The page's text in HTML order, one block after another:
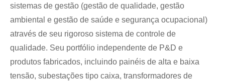
sistemas de gestão (gestão de qualidade, gestão
ambiental e gestão de saúde e segurança ocupacional)
através de seu rigoroso sistema de controle de
qualidade. Seu portfólio independente de P&D e
produtos fabricados, incluindo painéis de alta e baixa
tensão, subestações tipo caixa, transformadores de